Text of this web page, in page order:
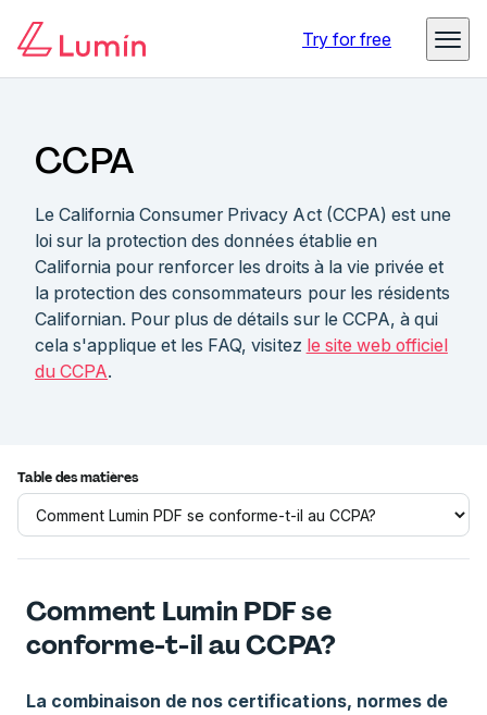
Try for free
CCPA
Le California Consumer Privacy Act (CCPA) est une
loi sur la protection des données établie en
California pour renforcer les droits à la vie privée et
la protection des consommateurs pour les résidents
Californian. Pour plus de détails sur le CCPA, à qui
cela s'applique et les FAQ, visitez le site web officiel
du CCPA.
Table des matières
Comment Lumin PDF se
conforme-t-il au CCPA?
La combinaison de nos certifications, normes de